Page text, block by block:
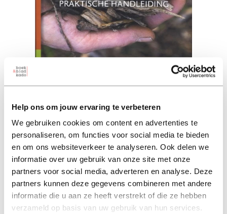
Help ons om jouw ervaring te verbeteren
We gebruiken cookies om content en advertenties te
personaliseren, om functies voor social media te bieden
en om ons websiteverkeer te analyseren. Ook delen we
informatie over uw gebruik van onze site met onze
partners voor social media, adverteren en analyse. Deze
partners kunnen deze gegevens combineren met andere
informatie die u aan ze heeft verstrekt of die ze hebben
verzameld op basis van uw gebruik van hun services.
Mulchen in de natuurlijke
moestuin
frank anrijs (auteur)
paperback 29,95
29,95 excl. 3,95 verzendkosten NL
in winkelmand